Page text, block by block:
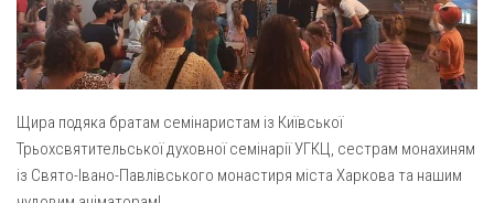
Всіх Святих українського народу (м. Полтава)
Свято-Юріївська парафія (м. Полтава)
Благовіщення Пресвятої Богородиці (с. Шевченки)
Введення у храм Пресвятої Богородиці (с. Дашківка)
Щира подяка братам семінаристам із Київської
Трьохсвятительської духовної семінарії УГКЦ, сестрам монахиням
із Свято-Івано-Павлівського монастиря міста Харкова та нашим